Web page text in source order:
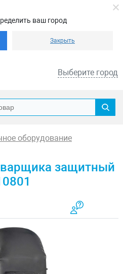
ваш город
Закрыть
Выберите город
оборудование
защитный